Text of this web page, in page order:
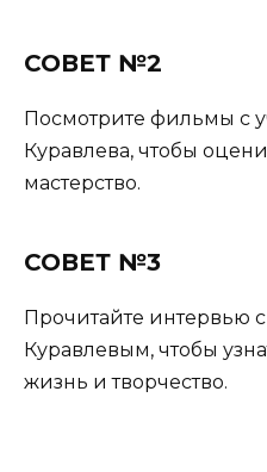
СОВЕТ №2
Посмотрите фильмы с
Куравлева, чтобы
мастерство.
СОВЕТ №3
Прочитайте интервью
Куравлевым, чтобы
жизнь и творчество.